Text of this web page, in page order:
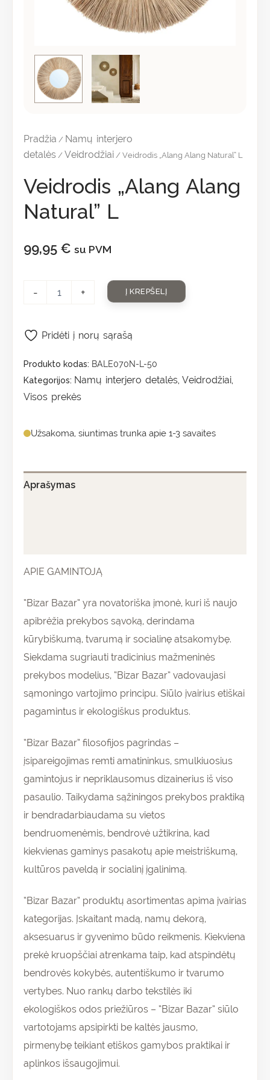
Pradžia / Namų interjero
detalės /Veidrodžiai / Veidrodis „Alang Alang Natural” L
Veidrodis „Alang Alang
Natural” L
99,95 € su PVM
- + Į KREPŠELĮ
Produkto kodas: BALE070N-L-50
Kategorijos: Namų interjero detalės, Veidrodžiai,
Visos prekės
Užsakoma, siuntimas trunka apie 1-3 savaites
Pridėti į norų sąrašą
Aprašymas
APIE GAMINTOJĄ
“Bizar Bazar” yra novatoriška įmonė, kuri iš naujo
apibrėžia prekybos sąvoką, derindama
kūrybiškumą, tvarumą ir socialinę atsakomybę.
Siekdama sugriauti tradicinius mažmeninės
prekybos modelius, “Bizar Bazar” vadovaujasi
sąmoningo vartojimo principu. Siūlo įvairius etiškai
pagamintus ir ekologiškus produktus.
“Bizar Bazar” filosofijos pagrindas –
įsipareigojimas remti amatininkus, smulkiuosius
gamintojus ir nepriklausomus dizainerius iš viso
pasaulio. Taikydama sąžiningos prekybos praktiką
ir bendradarbiaudama su vietos
bendruomenėmis, bendrovė užtikrina, kad
kiekvienas gaminys pasakotų apie meistriškumą,
kultūros paveldą ir socialinį įgalinimą.
“Bizar Bazar” produktų asortimentas apima įvairias
kategorijas. Įskaitant madą, namų dekorą,
aksesuarus ir gyvenimo būdo reikmenis. Kiekviena
prekė kruopščiai atrenkama taip, kad atspindėtų
bendrovės kokybės, autentiškumo ir tvarumo
vertybes. Nuo rankų darbo tekstilės iki
ekologiškos odos priežiūros – “Bizar Bazar” siūlo
vartotojams apsipirkti be kaltės jausmo,
pirmenybę teikiant etiškos gamybos praktikai ir
aplinkos išsaugojimui.